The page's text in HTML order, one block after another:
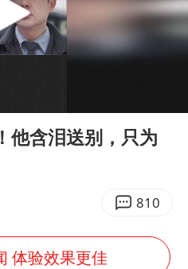
技发行价格150.80元/股
辅警收受10万获刑1年
曝已秘密设立古巴工作组
足1分钟轰2球
他含泪送别，只为
810
体验效果更佳